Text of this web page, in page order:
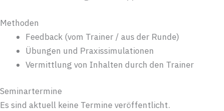
Methoden
Feedback (vom Trainer / aus der Runde)
Übungen und Praxissimulationen
Vermittlung von Inhalten durch den Trainer
Seminartermine
Es sind aktuell keine Termine veröffentlicht.